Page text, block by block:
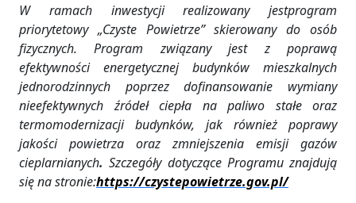
W ramach inwestycji realizowany jestprogram
priorytetowy „Czyste Powietrze” skierowany do osób
fizycznych. Program związany jest z poprawą
efektywności energetycznej budynków mieszkalnych
jednorodzinnych poprzez dofinansowanie wymiany
nieefektywnych źródeł ciepła na paliwo stałe oraz
termomodernizacji budynków, jak również poprawy
jakości powietrza oraz zmniejszenia emisji gazów
cieplarnianych.Szczegóły dotyczące Programu znajdują
się na stronie:https://czystepowietrze.gov.pl/